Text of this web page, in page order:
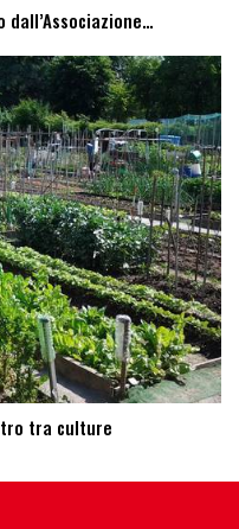
tra culture